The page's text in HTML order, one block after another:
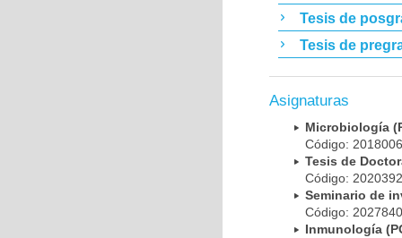
Tesis de
Tesis de
Asignaturas
Microbiología
Código:
Tesis de
Código:
Seminario de
Código:
Inmunología